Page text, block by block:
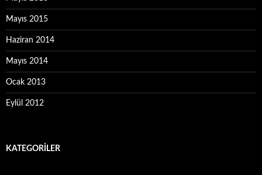
Mayıs 2015
Haziran 2014
Mayıs 2014
Ocak 2013
Eylül 2012
KATEGORILER